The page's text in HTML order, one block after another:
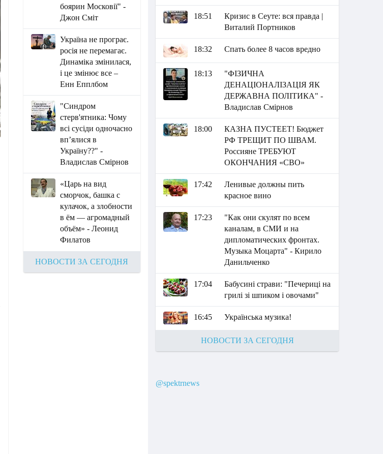
боярин Московії" -
Джон Сміт
Україна не програє.
росія не перемагає.
Динаміка змінилася,
і це змінює все –
Енн Епплбом
"Синдром
стерв'ятника: Чому
всі сусіди одночасно
вп’ялися в
Україну??" -
Владислав Смірнов
«Царь на вид
сморчок, башка с
кулачок, а злобности
в ём — агромадный
объём» - Леонид
Филатов
НОВОСТИ ЗА СЕГОДНЯ
18:51
Кризис в Сеуте: вся правда |
Виталий Портников
18:32 Спать более 8 часов вредно
18:13
"ФІЗИЧНА
ДЕНАЦІОНАЛІЗАЦІЯ ЯК
ДЕРЖАВНА ПОЛІТИКА" -
Владислав Смірнов
18:00
КАЗНА ПУСТЕЕТ! Бюджет
РФ ТРЕЩИТ ПО ШВАМ.
Россияне ТРЕБУЮТ
ОКОНЧАНИЯ «СВО»
17:42
Ленивые должны пить
красное вино
17:23
"Как они скулят по всем
каналам, в СМИ и на
дипломатических фронтах.
Музыка Моцарта" - Кирило
Данильченко
17:04
Бабусині страви: "Печериці на
грилі зі шпиком і овочами"
16:45 Українська музика!
НОВОСТИ ЗА СЕГОДНЯ
@spektrnews